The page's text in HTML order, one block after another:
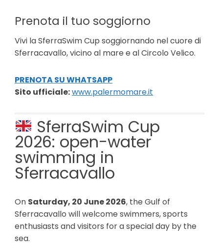
Prenota il tuo soggiorno
Vivi la SferraSwim Cup soggiornando nel cuore di
Sferracavallo, vicino al mare e al Circolo Velico.
PRENOTA SU WHATSAPP
Sito ufficiale:www.palermomare.it
SferraSwim Cup
2026: open-water
swimming in
Sferracavallo
On Saturday, 20 June 2026, the Gulf of
Sferracavallo will welcome swimmers, sports
enthusiasts and visitors for a special day by the
sea.